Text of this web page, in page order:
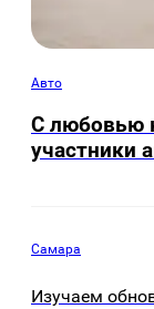
Авто
С любовью
участники
Самара
Изучаем